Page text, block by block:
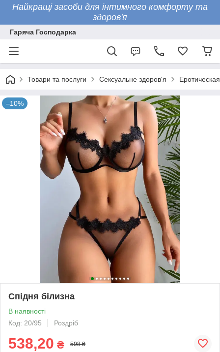
Найкращі засоби для інтимного комфорту та
здоров'я
Гаряча Господарка
Товари та послуги Сексуальне здоров'я
–10%
Спідня білизна
В наявності
Код: 20/95
Роздріб
538,20 ₴ 598 ₴